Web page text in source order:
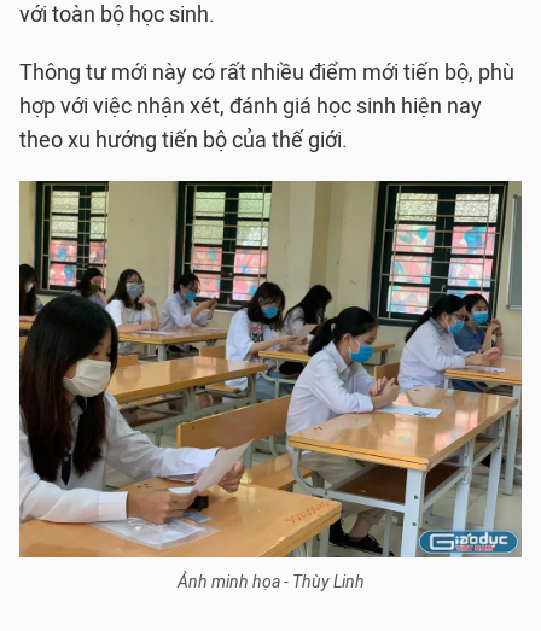
với toàn bộ học sinh.
Thông tư mới này có rất nhiều điểm mới tiến bộ, phù
hợp với việc nhận xét, đánh giá học sinh hiện nay
theo xu hướng tiến bộ của thế giới.
Ảnh minh họa - Thùy Linh